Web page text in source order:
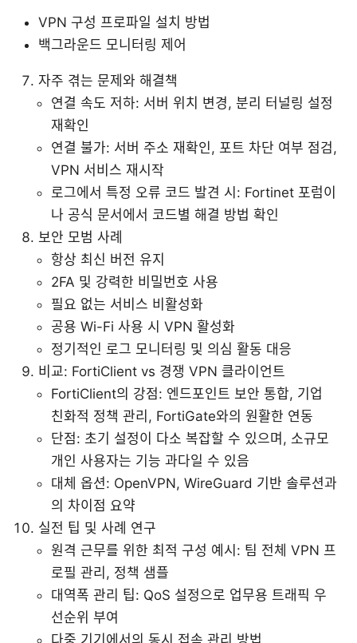
VPN 구성 프로파일 설치 방법
백그라운드 모니터링 제어
자주 겪는 문제와 해결책
연결 속도 저하: 서버 위치 변경, 분리 터널링 설정
재확인
연결 불가: 서버 주소 재확인, 포트 차단 여부 점검,
VPN 서비스 재시작
로그에서 특정 오류 코드 발견 시: Fortinet 포럼이
나 공식 문서에서 코드별 해결 방법 확인
보안 모범 사례
항상 최신 버전 유지
2FA 및 강력한 비밀번호 사용
필요 없는 서비스 비활성화
공용 Wi-Fi 사용 시 VPN 활성화
정기적인 로그 모니터링 및 의심 활동 대응
비교: FortiClient vs 경쟁 VPN 클라이언트
FortiClient의 강점: 엔드포인트 보안 통합, 기업
친화적 정책 관리, FortiGate와의 원활한 연동
단점: 초기 설정이 다소 복잡할 수 있으며, 소규모
개인 사용자는 기능 과다일 수 있음
대체 옵션: OpenVPN, WireGuard 기반 솔루션과
의 차이점 요약
실전 팁 및 사례 연구
원격 근무를 위한 최적 구성 예시: 팀 전체 VPN 프
로필 관리, 정책 샘플
대역폭 관리 팁: QoS 설정으로 업무용 트래픽 우
선순위 부여